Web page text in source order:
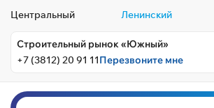
Центральный Ленинский
Строительный рынок «Южный»
+7 (3812) 20 91 11Перезвоните мне